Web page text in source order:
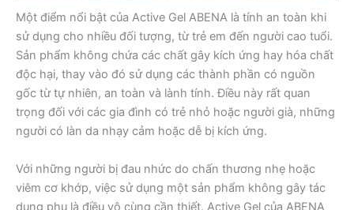
Một điểm nổi bật của Active Gel ABENA là tính an toàn khi
sử dụng cho nhiều đối tượng, từ trẻ em đến người cao tuổi.
Sản phẩm không chứa các chất gây kích ứng hay hóa chất
độc hại, thay vào đó sử dụng các thành phần có nguồn
gốc từ tự nhiên, an toàn và lành tính. Điều này rất quan
trọng đối với các gia đình có trẻ nhỏ hoặc người già, những
người có làn da nhạy cảm hoặc dễ bị kích ứng.
Với những người bị đau nhức do chấn thương nhẹ hoặc
viêm cơ khớp, việc sử dụng một sản phẩm không gây tác
dụng phụ là điều vô cùng cần thiết. Active Gel của ABENA